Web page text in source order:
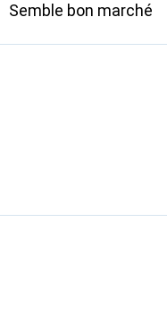
Semble bon marché